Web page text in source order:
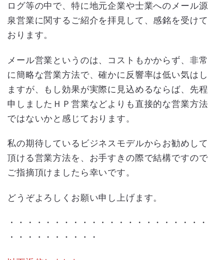
ログ等の中で、特に地元企業や士業へのメール源
泉営業に関するご紹介を拝見して、感銘を受けて
おります。
メール営業というのは、コストもかからず、非常
に簡略な営業方法で、確かに反響率は低い気はし
ますが、もし効果が実際に見込めるならば、先程
申しましたＨＰ営業などよりも直接的な営業方法
ではないかと感じております。
私の期待しているビジネスモデルからお勧めして
頂ける営業方法を、お手すきの際で結構ですので
ご指摘頂けましたら幸いです。
どうぞよろしくお願い申し上げます。
・・・・・・・・・・・・・・・・・・・・・・
・・・・・・・・・・